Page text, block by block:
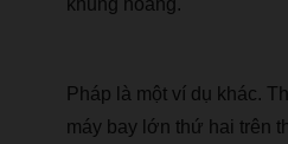
khủng hoảng.
Pháp l à một ví d ụ khác.
máy bay l ớn thứ hai trên